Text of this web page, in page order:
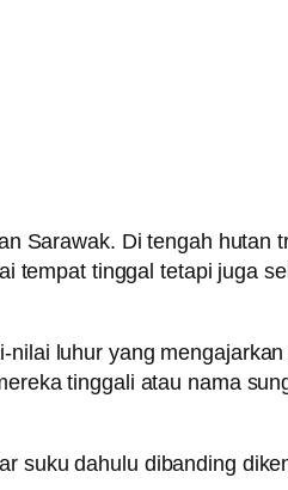
Sarawak. Di tengah hutan
tempat tinggal tetapi juga
luhur yang
tinggali atau nama
suku dahulu dibanding